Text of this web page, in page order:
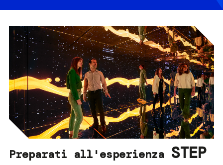
Preparati all'esperienza STEP